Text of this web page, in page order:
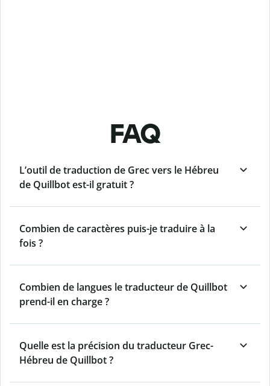
FAQ
L’outil de traduction de Grec vers le Hébreu
de Quillbot est-il gratuit ?
Combien de caractères puis-je traduire à la
fois ?
Combien de langues le traducteur de Quillbot
prend-il en charge ?
Quelle est la précision du traducteur Grec-
Hébreu de Quillbot ?